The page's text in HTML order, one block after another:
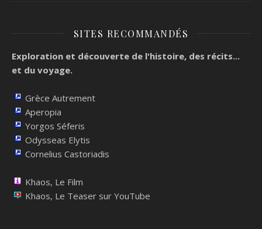
SITES RECOMMANDÉS
Exploration et découverte de l'histoire, des récits...
et du voyage.
Grèce Autrement
Aperopia
Yorgos Séferis
Odysseas Elytis
Cornelius Castoriadis
Khaos, Le Film
Khaos, Le Teaser sur YouTube